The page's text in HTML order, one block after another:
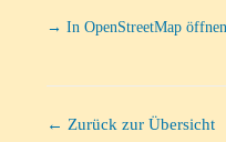
→ In OpenStreetMap öffnen
← Zurück zur Übersicht